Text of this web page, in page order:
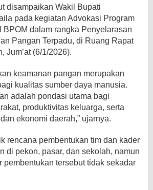
disampaikan Wakil Bupati
pada kegiatan Advokasi Program
BPOM dalam rangka Penyelarasan
Pangan Terpadu, di Ruang Rapat
Jum’at (6/1/2026).
keamanan pangan merupakan
kualitas sumber daya manusia.
adalah pondasi utama bagi
produktivitas keluarga, serta
ekonomi daerah,” ujarnya.
rencana pembentukan tim dan kader
di pekon, pasar, dan sekolah, namun
pembentukan tersebut tidak sekadar